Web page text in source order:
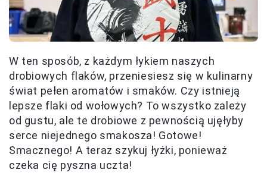
W ten sposób, z każdym łykiem naszych
drobiowych flaków, przeniesiesz się w kulinarny
świat pełen aromatów i smaków. Czy istnieją
lepsze flaki od wołowych? To wszystko zależy
od gustu, ale te drobiowe z pewnością ujęłyby
serce niejednego smakosza! Gotowe!
Smacznego! A teraz szykuj łyżki, ponieważ
czeka cię pyszna uczta!